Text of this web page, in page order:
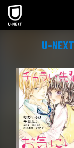
本文へスキップ
U-NEXT